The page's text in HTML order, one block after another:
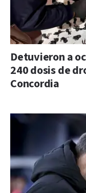
Detuvieron a
240 dosis de
Concordia